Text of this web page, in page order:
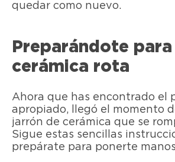
quedar como nuevo.
Preparándote
cerámica rota
Ahora que has encontrado el
apropiado, llegó el momento
jarrón de cerámica que se
Sigue estas sencillas
prepárate para ponerte